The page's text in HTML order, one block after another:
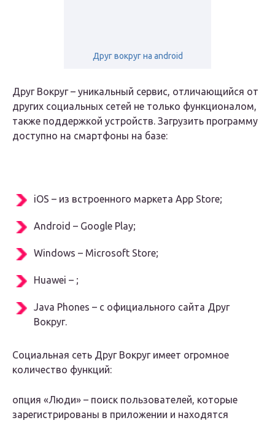
Друг вокруг на android
Друг Вокруг – уникальный сервис, отличающийся от
других социальных сетей не только функционалом,
также поддержкой устройств. Загрузить программу
доступно на смартфоны на базе:
iOS – из встроенного маркета App Store;
Android – Google Play;
Windows – Microsoft Store;
Huawei – ;
Java Phones – с официального сайта Друг
Вокруг.
Социальная сеть Друг Вокруг имеет огромное
количество функций:
опция «Люди» – поиск пользователей, которые
зарегистрированы в приложении и находятся